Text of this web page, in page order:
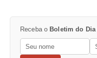
Receba o Boletim do Dia